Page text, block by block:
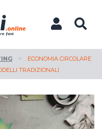
>
ECONOMIA CIRCOLARE
TRADIZIONALI